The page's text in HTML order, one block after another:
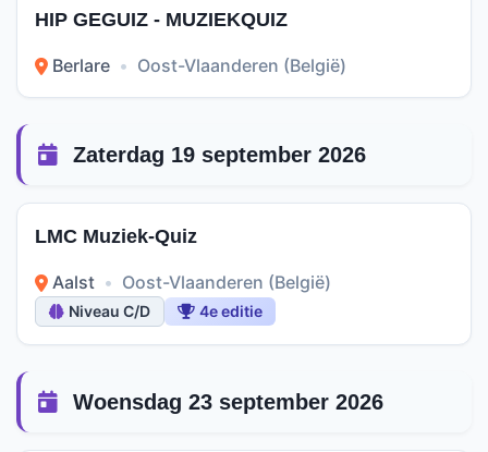
HIP GEGUIZ - MUZIEKQUIZ
Berlare • Oost-Vlaanderen (België)
Zaterdag 19 september 2026
LMC Muziek-Quiz
Aalst • Oost-Vlaanderen (België)
Niveau C/D 4e editie
Woensdag 23 september 2026